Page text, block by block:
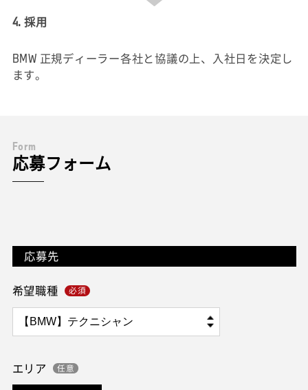
4. 採用
BMW 正規ディーラー各社と協議の上、入社日を決定し
ます。
Form
応募フォーム
応募先
希望職種
エリア